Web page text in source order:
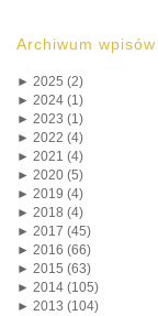
Archiwum wpisów
► 2025 (2)
► 2024 (1)
► 2023 (1)
► 2022 (4)
► 2021 (4)
► 2020 (5)
► 2019 (4)
► 2018 (4)
► 2017 (45)
► 2016 (66)
► 2015 (63)
► 2014 (105)
► 2013 (104)